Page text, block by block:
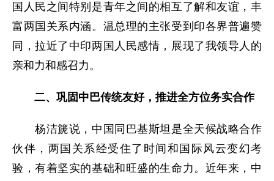
国人民之间特别是青年之间的相互了解和友谊，丰
富两国关系内涵。温总理的主张受到印各界普遍赞
同，拉近了中印两国人民感情，展现了我领导人的
亲和力和感召力。
二、巩固中巴传统友好，推进全方位务实合作
杨洁篪说，中国同巴基斯坦是全天候战略合作
伙伴，两国关系经受住了时间和国际风云变幻考
验，有着坚实的基础和旺盛的生命力。近年来，中